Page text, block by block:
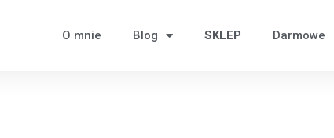
O mnie Blog SKLEP Darmowe